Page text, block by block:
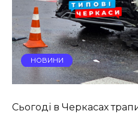
НОВИНИ
Сьогоді в Черкасах